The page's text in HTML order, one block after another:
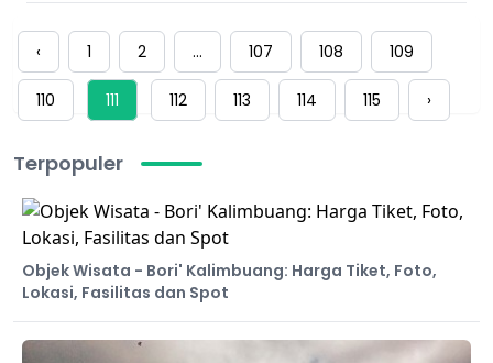
‹ 1 2 ... 107 108 109
110 111 112 113 114 115 ›
Terpopuler
Objek Wisata - Bori' Kalimbuang: Harga Tiket, Foto,
Lokasi, Fasilitas dan Spot